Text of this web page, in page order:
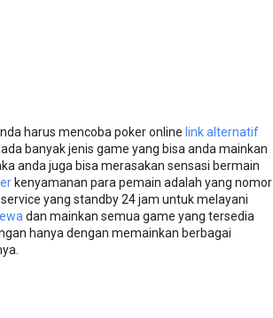
harus mencoba poker online link alternatif
ada banyak jenis game yang bisa anda mainkan
anda juga bisa merasakan sensasi bermain
kenyamanan para pemain adalah yang nomor
yang standby 24 jam untuk melayani
dan mainkan semua game yang tersedia
hanya dengan memainkan berbagai